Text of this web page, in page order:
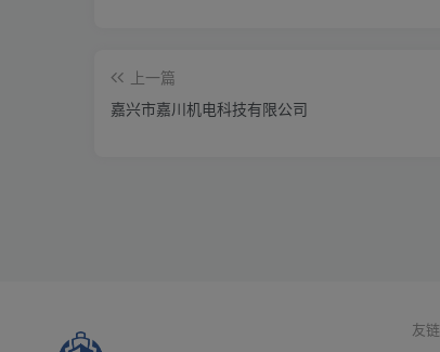
上一篇
嘉兴市嘉川机电科技有限公司
友